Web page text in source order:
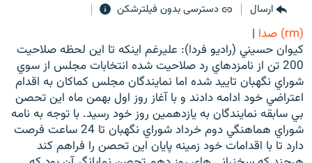
گزارش‌های تصویری
گزارش‌های ویدئویی
زنان فردا
English
به ما بپیوندید
ارسال
دسترسی بدون فیلترشکن
(rm) صدا
|
کيوان حسيني (راديو فردا): عليرغم اينکه تا اين لحظه صلاحيت
200 تن از نامزدهاي رد صلاحيت شده انتخابات مجلس از سوي
شوراي نگهبان تاييد شده اما نمايندگان مجلس کماکان به اقدام
اعتراضي خود ادامه دادند و با آغاز روز اول بهمن ماه اين تحصن
بي سابقه نمايندگان به يازدهمين روز خود رسيد. با توجه به نامه
شوراي هماهنگي دوم خرداد شوراي نگهبان تا 24 ساعت فرصت
دارد تا با اقدامات خود زمينه پايان اين تحصن را فراهم کند